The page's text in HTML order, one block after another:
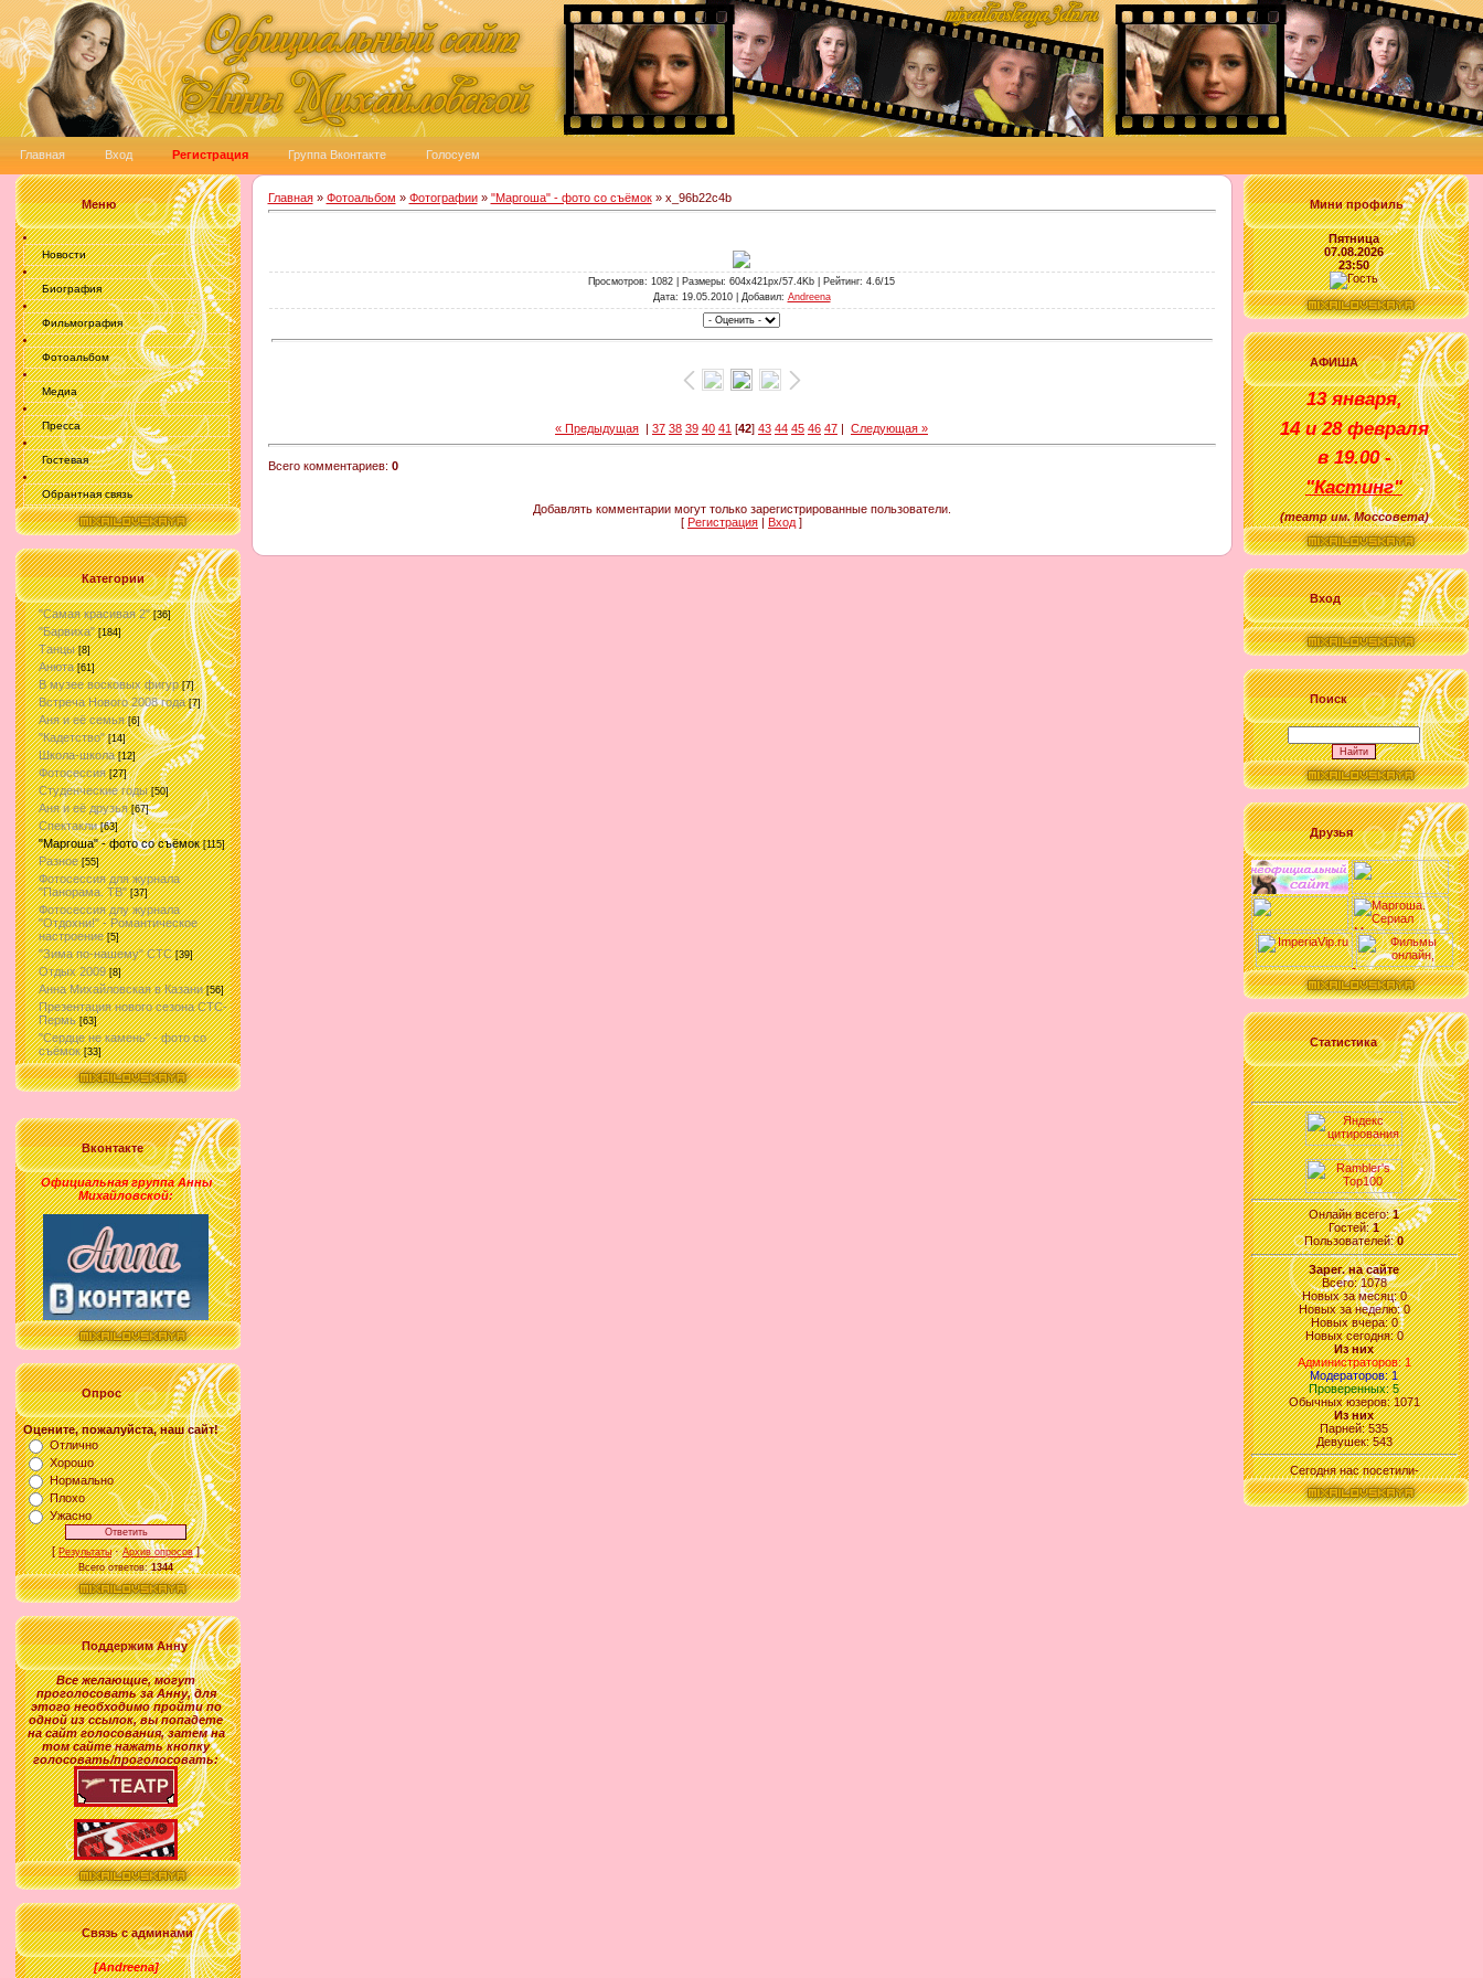
Главная Вход Регистрация Группа Вконтакте Голосуем
Меню
Новости
Биография
Фильмография
Фотоальбом
Медиа
Пресса
Гостевая
Обрантная связь
Категории
"Самая красивая 2" [36]
"Барвиха" [184]
Танцы [8]
Анюта [61]
В музее восковых фигур [7]
Встреча Нового 2008 года [7]
Аня и её семья [6]
"Кадетство" [14]
Школа-школа [12]
Фотосессия [27]
Студенческие годы [50]
Аня и её друзья [67]
Спектакли [63]
"Маргоша" - фото со съёмок [115]
Разное [55]
Фотосессия для журнала
"Панорама. ТВ" [37]
Фотосессия длу журнала
"Отдохни!" - Романтическое
настроение [5]
"Зима по-нашему" СТС [39]
Отдых 2009 [8]
Анна Михайловская в Казани [56]
Презентация нового сезона СТС-
Пермь [63]
"Сердце не камень" - фото со
съёмок [33]
Вконтакте
Официальная группа Анны
Михайловской:
Опрос
Оцените, пожалуйста, наш сайт!
Отлично
Хорошо
Нормально
Плохо
Ужасно
[Результаты·Архив опросов]
Всего ответов:1344
Поддержим Анну
Все желающие,могут
проголосовать заАнну, для
этого необходимо пройти по
одной из ссылок, вы попадете
на сайт голосования, затем на
том сайте нажать кнопку
голосовать/проголосовать:
Связь с админами
[Andreena]
Главная» Фотоальбом » Фотографии» "Маргоша" - фото со съёмок» x_96b22c4b
Просмотров: 1082 | Размеры: 604x421px/57.4Kb | Рейтинг: 4.6/15
Дата: 19.05.2010 | Добавил: Andreena
« Предыдущая | 37 38 39 40 41 [42] 43 44 45 46 47 | Следующая »
Всего комментариев: 0
Добавлять комментарии могут только зарегистрированные пользователи.
[ Регистрация Вход]
Мини профиль
Пятница
07.08.2026
23:50
АФИША
13 января,
14 и 28 февраля
в19.00 -
"Кастинг"
(театр им. Моссовета)
Вход
Поиск
Друзья
Статистика
Онлайн всего:1
Гостей:1
Пользователей:0
Зарег. на сайте
Всего: 1078
Новых за месяц: 0
Новых за неделю: 0
Новых вчера: 0
Новых сегодня: 0
Из них
Администраторов: 1
Модераторов: 1
Проверенных: 5
Обычных юзеров: 1071
Из них
Парней: 535
Девушек: 543
Сегодня нас посетили-